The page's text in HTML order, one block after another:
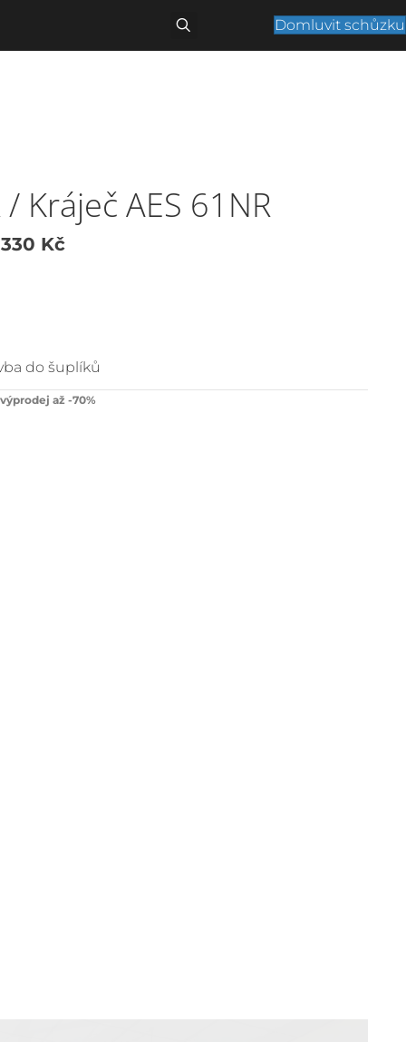
Domluvit schůzku
/ Kráječ AES 61NR
Kč.
KčAktuální
330 Kč.
do šuplíků
až -70%